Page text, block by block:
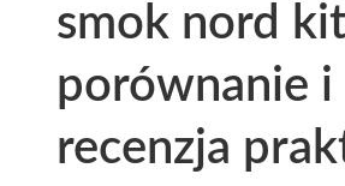
smok nord kit
porównanie i
recenzja